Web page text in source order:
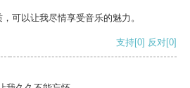
可以让我尽情享受音乐的魅力。
支持[0] 反对[0]